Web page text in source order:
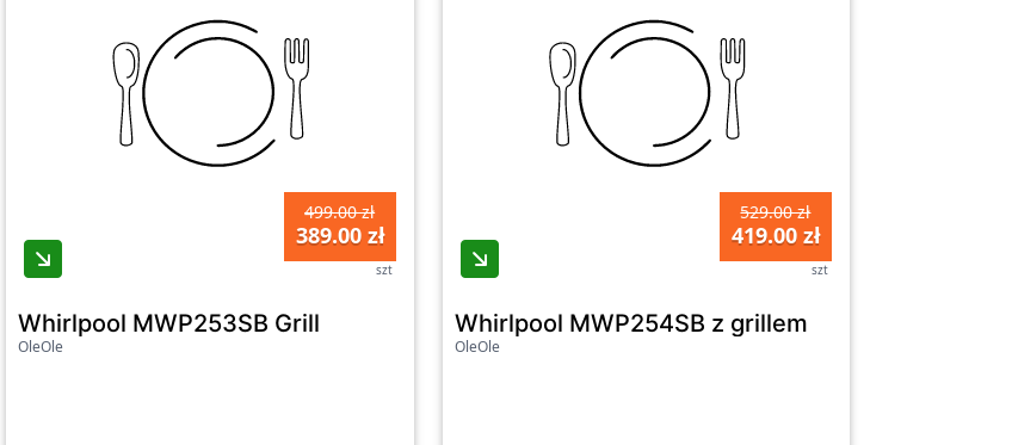
SMW 700 D4
499.00 zł
389.00 zł
szt
Whirlpool MWP253SB Grill
OleOle
529.00 zł
419.00 zł
szt
Whirlpool MWP254SB z grillem
OleOle